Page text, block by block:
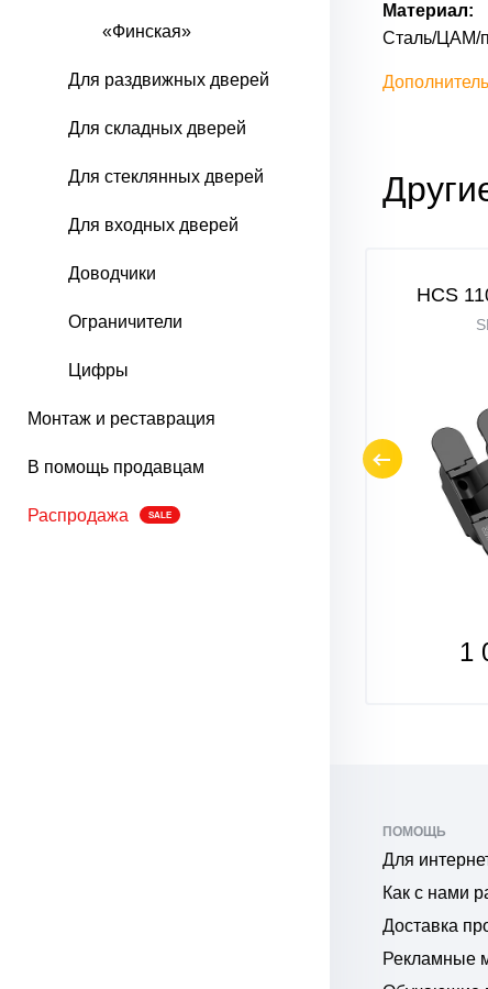
«Финская»
Для раздвижных дверей
Для складных дверей
Для стеклянных дверей
Для входных дверей
Доводчики
Ограничители
Цифры
Монтаж и реставрация
В помощь продавцам
Распродажа SALE
Материал:
Сталь/ЦАМ/
HCS
1
ПОМОЩЬ
Для
Как с нами
Доставка
Рекламные